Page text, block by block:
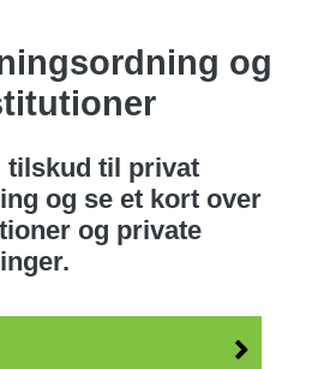
og
til privat
og se et kort over
og private